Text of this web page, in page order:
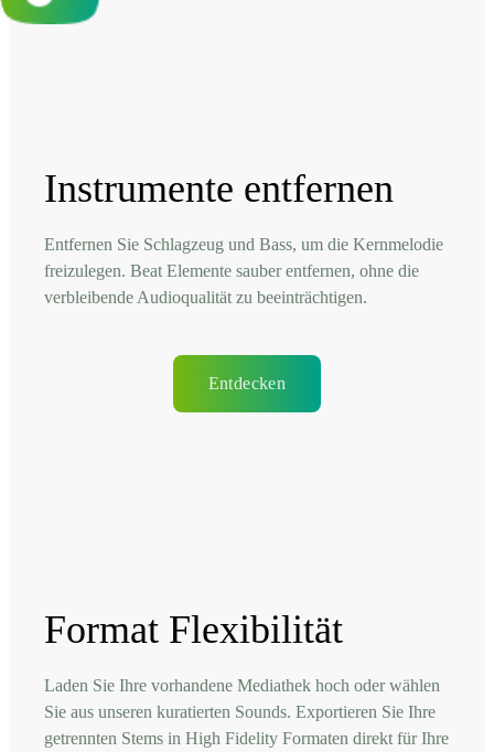
Instrumente entfernen
Entfernen Sie Schlagzeug und Bass, um die Kernmelodie
freizulegen. Beat Elemente sauber entfernen, ohne die
verbleibende Audioqualität zu beeinträchtigen.
Entdecken
Format Flexibilität
Laden Sie Ihre vorhandene Mediathek hoch oder wählen
Sie aus unseren kuratierten Sounds. Exportieren Sie Ihre
getrennten Stems in High Fidelity Formaten direkt für Ihre